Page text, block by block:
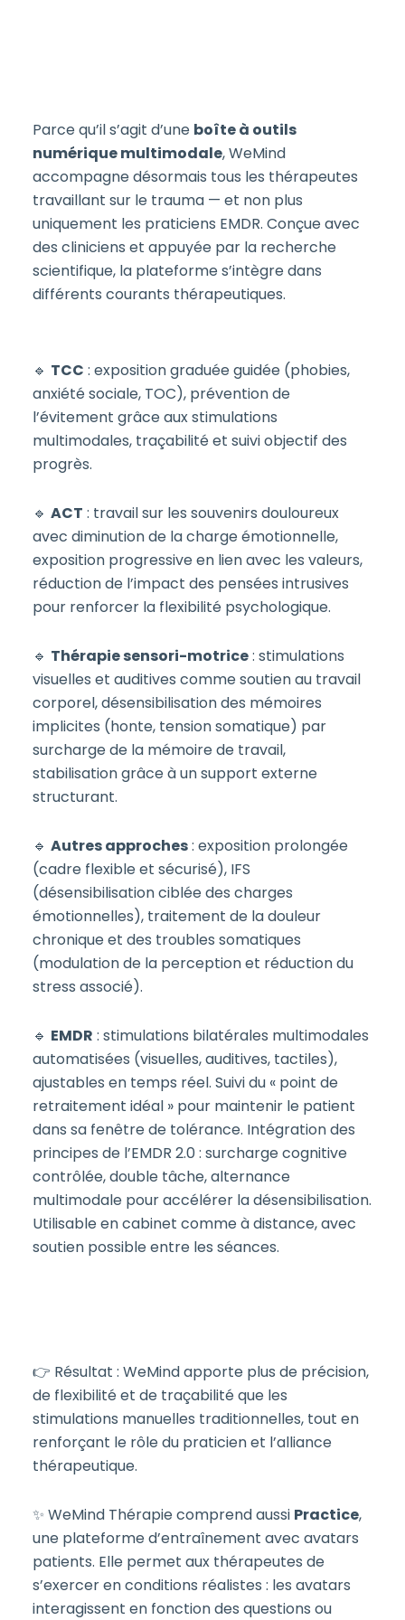
Parce qu’il s’agit d’une boîte à outils
numérique multimodale, WeMind
accompagne désormais tous les thérapeutes
travaillant sur le trauma — et non plus
uniquement les praticiens EMDR. Conçue avec
des cliniciens et appuyée par la recherche
scientifique, la plateforme s’intègre dans
différents courants thérapeutiques.
🔹 TCC : exposition graduée guidée (phobies,
anxiété sociale, TOC), prévention de
l’évitement grâce aux stimulations
multimodales, traçabilité et suivi objectif des
progrès.
🔹 ACT : travail sur les souvenirs douloureux
avec diminution de la charge émotionnelle,
exposition progressive en lien avec les valeurs,
réduction de l’impact des pensées intrusives
pour renforcer la flexibilité psychologique.
🔹 Thérapie sensori-motrice: stimulations
visuelles et auditives comme soutien au travail
corporel, désensibilisation des mémoires
implicites (honte, tension somatique) par
surcharge de la mémoire de travail,
stabilisation grâce à un support externe
structurant.
🔹 Autres approches: exposition prolongée
(cadre flexible et sécurisé), IFS
(désensibilisation ciblée des charges
émotionnelles), traitement de la douleur
chronique et des troubles somatiques
(modulation de la perception et réduction du
stress associé).
🔹 EMDR : stimulations bilatérales multimodales
automatisées (visuelles, auditives, tactiles),
ajustables en temps réel. Suivi du « point de
retraitement idéal » pour maintenir le patient
dans sa fenêtre de tolérance. Intégration des
principes de l’EMDR 2.0 : surcharge cognitive
contrôlée, double tâche, alternance
multimodale pour accélérer la désensibilisation.
Utilisable en cabinet comme à distance, avec
soutien possible entre les séances.
👉 Résultat : WeMind apporte plus de précision,
de flexibilité et de traçabilité que les
stimulations manuelles traditionnelles, tout en
renforçant le rôle du praticien et l’alliance
thérapeutique.
✨ WeMind Thérapie comprend aussi Practice,
une plateforme d’entraînement avec avatars
patients. Elle permet aux thérapeutes de
s’exercer en conditions réalistes : les avatars
interagissent en fonction des questions ou